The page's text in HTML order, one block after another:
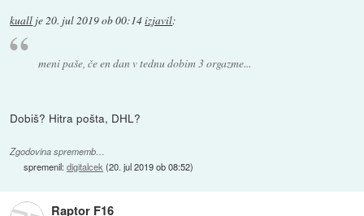
kuall je20. jul 2019 ob 00:14izjavil:
meni paše, če en dan v tednu dobim 3 orgazme...
Dobiš? Hitra pošta, DHL?
Zgodovina sprememb…
spremenil:digitalcek (20. jul 2019 ob 08:52)
Raptor F16